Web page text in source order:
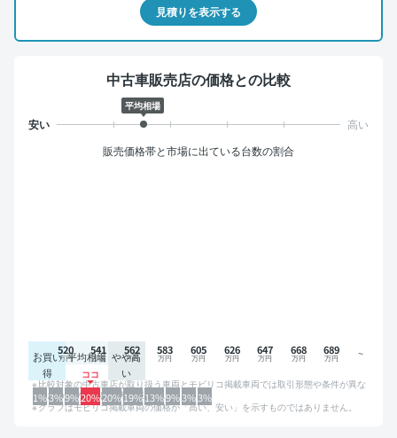
見積りを表示する
中古車販売店の価格との比較
平均相場
販売価格帯と市場に出ている台数の割合
お買い
得
平均相場 やや高
い
1%3%9%20%20%19%13%9%3%3%
520 541 562 583 605 626 647 668 689
比較対象の中古車店が取り扱う車両とモビリコ掲載車両では取引形態や条件が異な
るため、グラフは参考情報です。
グラフはモビリコ掲載車両の価格が「高い、安い」を示すものではありません。